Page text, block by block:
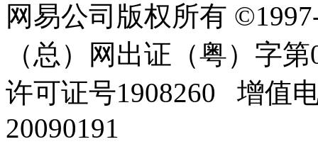
网易公司版权所有
（总）网出证（粤）字
许可证号1908260 增值
20090191